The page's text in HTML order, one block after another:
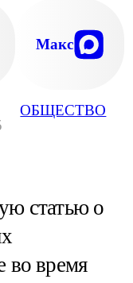
ОБЩЕСТВО
Макс
статью о
во время